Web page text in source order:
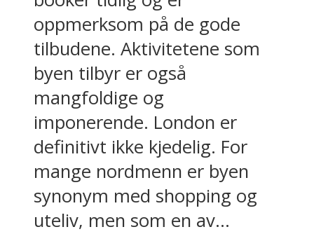
oppmerksom på de gode
tilbudene. Aktivitetene som
byen tilbyr er også
mangfoldige og
imponerende. London er
definitivt ikke kjedelig. For
mange nordmenn er byen
synonym med shopping og
uteliv, men som en av...